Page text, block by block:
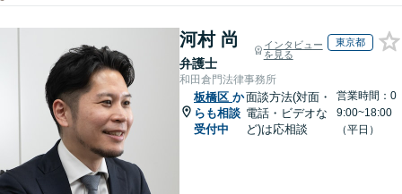
河村 尚
弁護士
インタビュー
を見る
東京都
和田倉門法律事務所
板橋区 か
らも相談
受付中
面談方法(対面・
電話・ビデオな
ど)は応相談
営業時間：0
9:00~18:00
（平日）